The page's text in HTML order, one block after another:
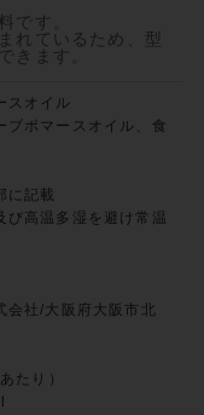
です。
れているため、型
きます。
スオイル
ブポマースオイル、食
に記載
び高温多湿を避け常温
会社/大阪府大阪市北
たり）